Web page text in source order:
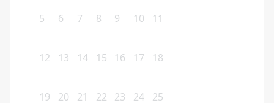
5 6 7 8 9 10 11
12 13 14 15 16 17 18
19 20 21 22 23 24 25